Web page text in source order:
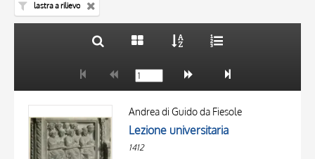
lastra a rilievo
AUTORE
LOCALIZZAZIONE
Andrea di Guido da Fiesole
Lezione universitaria
1412